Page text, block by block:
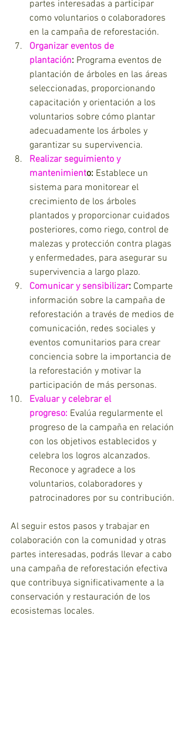
partes interesadas a participar
como voluntarios o colaboradores
en la campaña de reforestación.
Organizar eventos de
plantación: Programa eventos de
plantación de árboles en las áreas
seleccionadas, proporcionando
capacitación y orientación a los
voluntarios sobre cómo plantar
adecuadamente los árboles y
garantizar su supervivencia.
Realizar seguimiento y
mantenimiento: Establece un
sistema para monitorear el
crecimiento de los árboles
plantados y proporcionar cuidados
posteriores, como riego, control de
malezas y protección contra plagas
y enfermedades, para asegurar su
supervivencia a largo plazo.
Comunicar y sensibilizar: Comparte
información sobre la campaña de
reforestación a través de medios de
comunicación, redes sociales y
eventos comunitarios para crear
conciencia sobre la importancia de
la reforestación y motivar la
participación de más personas.
Evaluar y celebrar el
progreso: Evalúa regularmente el
progreso de la campaña en relación
con los objetivos establecidos y
celebra los logros alcanzados.
Reconoce y agradece a los
voluntarios, colaboradores y
patrocinadores por su contribución.
Al seguir estos pasos y trabajar en
colaboración con la comunidad y otras
partes interesadas, podrás llevar a cabo
una campaña de reforestación efectiva
que contribuya significativamente a la
conservación y restauración de los
ecosistemas locales.